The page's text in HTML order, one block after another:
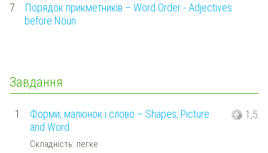
7.
Порядок прикметників – Word Order - Adjectives
before Noun
Завдання
1.
Форми, малюнок і слово – Shapes, Picture
and Word
Складність: легке
1,5